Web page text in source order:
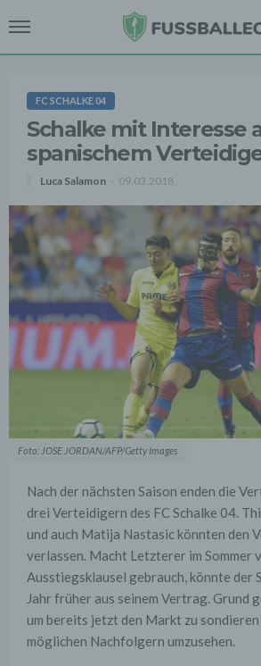
FC SCHALKE 04
Schalke mit Interesse
spanischem
Luca Salamon 09.03.2018
Foto: JOSE JORDAN/AFP/Getty Images
Nach der nächsten Saison enden die
drei Verteidigern des FC Schalke 04.
und auch Matija Nastasic könnten den
verlassen. Macht Letzterer im Sommer
Ausstiegsklausel gebrauch, könnte der
Jahr früher aus seinem Vertrag. Grund
um bereits jetzt den Markt zu sondieren
möglichen Nachfolgern umzusehen.